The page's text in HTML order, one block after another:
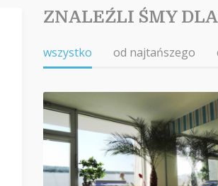
ZNALEŹLI ŚMY
wszystko od najtańszego